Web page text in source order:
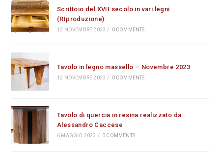
Scrittoio del XVII secolo in vari legni
(RIproduzione)
12 NOVEMBRE 2023 / 0 COMMENTS
Tavolo in legno massello – Novembre 2023
12 NOVEMBRE 2023 / 0 COMMENTS
Tavolo di quercia in resina realizzato da
Alessandro Caccese
6 MAGGIO 2023 / 0 COMMENTS